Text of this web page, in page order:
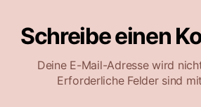
Schreibe einen
Deine E-Mail-Adresse wird
Erforderliche Felder sind mit